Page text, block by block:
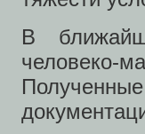
В
человеко-